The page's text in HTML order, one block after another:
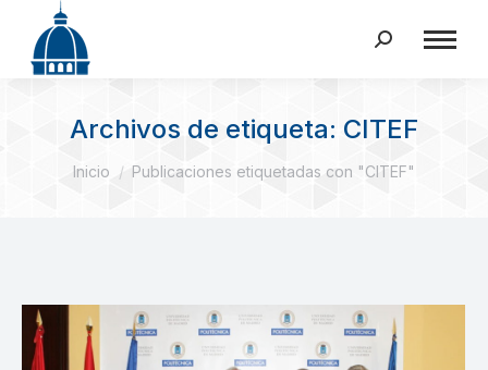
Buscar:
Archivos de etiqueta: CITEF
Estás aquí:
Inicio Publicaciones etiquetadas con "CITEF"